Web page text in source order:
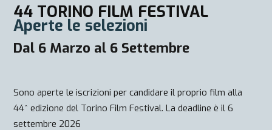
44 TORINO FILM FESTIVAL
Aperte le selezioni
Dal 6 Marzo al 6 Settembre
Sono aperte le iscrizioni per candidare il proprio film alla
44^ edizione del Torino Film Festival. La deadline è il 6
settembre 2026